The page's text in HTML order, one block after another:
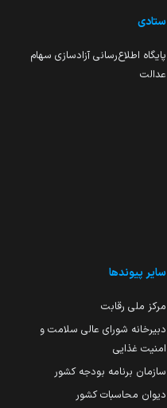
ستادی
پایگاه اطلاع‌رسانی آزادسازی سهام
عدالت
سایر پیوندها
مرکز ملی رقابت
دبیرخانه شورای عالی سلامت و
امنیت غذایی
سازمان برنامه بودجه کشور
دیوان محاسبات کشور